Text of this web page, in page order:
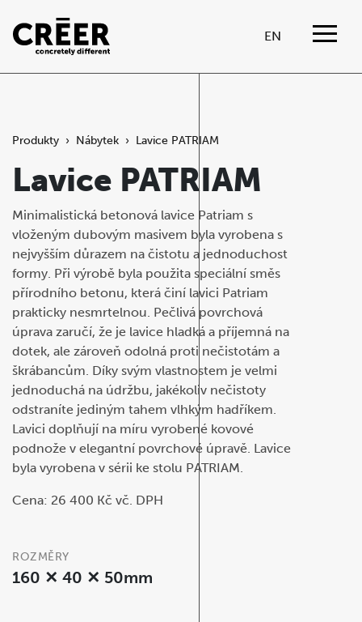
EN
Produkty › Nábytek › Lavice PATRIAM
Lavice PATRIAM
Minimalistická betonová lavice Patriam s
vloženým dubovým masivem byla vyrobena s
nejvyšším důrazem na čistotu a jednoduchost
formy. Při výrobě byla použita speciální směs
přírodního betonu, která činí lavici Patriam
prakticky nesmrtelnou. Pečlivá povrchová
úprava zaručí, že je lavice hladká a příjemná na
dotek, ale zároveň odolná proti nečistotám a
škrábancům. Díky svým vlastnostem je velmi
jednoduchá na údržbu, jakékoliv nečistoty
odstraníte jediným tahem vlhkým hadříkem.
Lavici doplňují na míru vyrobené kovové
podnože v elegantní povrchové úpravě. Lavice
byla vyrobena v sérii ke stolu PATRIAM.
Cena: 26 400 Kč vč. DPH
ROZMĚRY
160 ✕ 40 ✕ 50mm